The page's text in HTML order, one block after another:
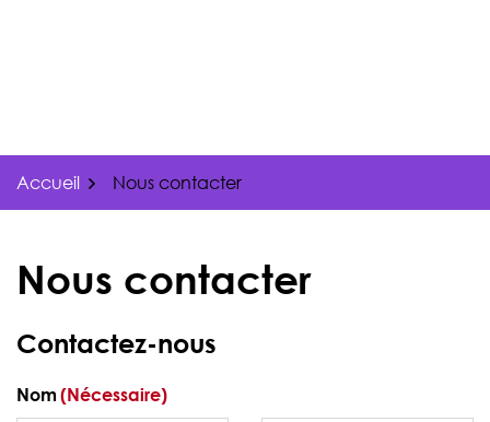
Accueil Nous contacter
Nous contacter
Contactez-nous
Nom(Nécessaire)